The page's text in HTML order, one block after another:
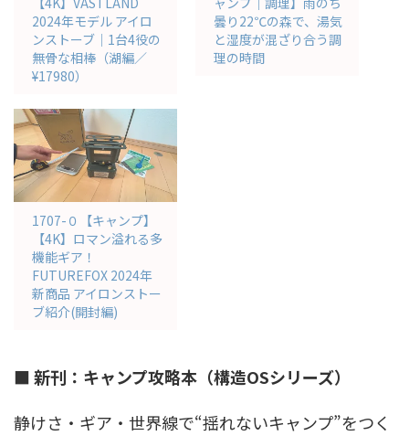
2024年モデル アイロ
ンストーブ｜1台4役の
無骨な相棒（湖編／
¥17980）
曇り22℃の森で、湯気
と湿度が混ざり合う調
理の時間
1707-０【キャンプ】
【4K】ロマン溢れる多
機能ギア！
FUTUREFOX 2024年
新商品 アイロンストー
ブ紹介(開封編)
■ 新刊：キャンプ攻略本（構造OSシリーズ）
静けさ・ギア・世界線で“揺れないキャンプ”をつく